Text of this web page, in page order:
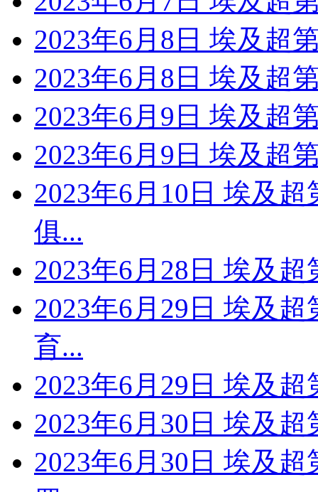
2023年6月8日 埃及超
2023年6月8日 埃及超
2023年6月9日 埃及超
2023年6月9日 埃及超
2023年6月10日 埃及
俱...
2023年6月28日 埃及
2023年6月29日 埃及
育...
2023年6月29日 埃及
2023年6月30日 埃及
2023年6月30日 埃及